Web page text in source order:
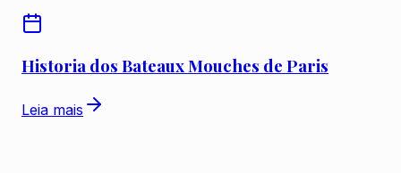
Historia dos Bateaux Mouches de Paris
Leia mais